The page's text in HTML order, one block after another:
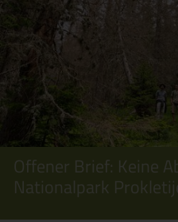
Offener Brief: Keine
Nationalpark